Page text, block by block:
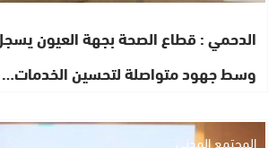
الدحمي : قطاع الصحة بجهة العيون
وسط جهود متواصلة لتحسين الخدمات…
المجتمع المدني